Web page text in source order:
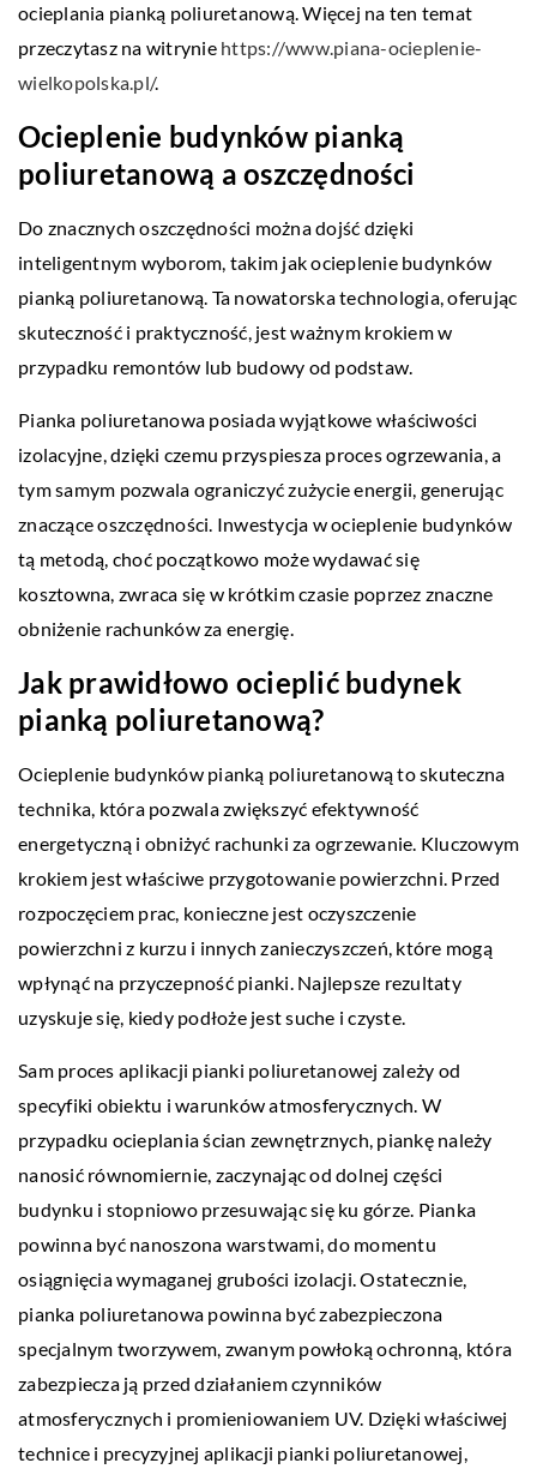
ocieplania pianką poliuretanową. Więcej na ten temat
przeczytasz na witrynie https://www.piana-ocieplenie-
wielkopolska.pl/.
Ocieplenie budynków pianką
poliuretanową a oszczędności
Do znacznych oszczędności można dojść dzięki
inteligentnym wyborom, takim jak ocieplenie budynków
pianką poliuretanową. Ta nowatorska technologia, oferując
skuteczność i praktyczność, jest ważnym krokiem w
przypadku remontów lub budowy od podstaw.
Pianka poliuretanowa posiada wyjątkowe właściwości
izolacyjne, dzięki czemu przyspiesza proces ogrzewania, a
tym samym pozwala ograniczyć zużycie energii, generując
znaczące oszczędności. Inwestycja w ocieplenie budynków
tą metodą, choć początkowo może wydawać się
kosztowna, zwraca się w krótkim czasie poprzez znaczne
obniżenie rachunków za energię.
Jak prawidłowo ocieplić budynek
pianką poliuretanową?
Ocieplenie budynków pianką poliuretanową to skuteczna
technika, która pozwala zwiększyć efektywność
energetyczną i obniżyć rachunki za ogrzewanie. Kluczowym
krokiem jest właściwe przygotowanie powierzchni. Przed
rozpoczęciem prac, konieczne jest oczyszczenie
powierzchni z kurzu i innych zanieczyszczeń, które mogą
wpłynąć na przyczepność pianki. Najlepsze rezultaty
uzyskuje się, kiedy podłoże jest suche i czyste.
Sam proces aplikacji pianki poliuretanowej zależy od
specyfiki obiektu i warunków atmosferycznych. W
przypadku ocieplania ścian zewnętrznych, piankę należy
nanosić równomiernie, zaczynając od dolnej części
budynku i stopniowo przesuwając się ku górze. Pianka
powinna być nanoszona warstwami, do momentu
osiągnięcia wymaganej grubości izolacji. Ostatecznie,
pianka poliuretanowa powinna być zabezpieczona
specjalnym tworzywem, zwanym powłoką ochronną, która
zabezpiecza ją przed działaniem czynników
atmosferycznych i promieniowaniem UV. Dzięki właściwej
technice i precyzyjnej aplikacji pianki poliuretanowej,